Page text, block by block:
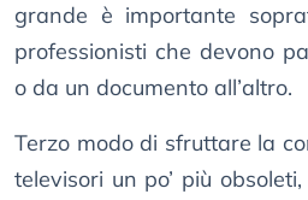
grande è importante
professionisti che devono
o da un documento all’altro.
Terzo modo di sfruttare la
televisori un po’ più